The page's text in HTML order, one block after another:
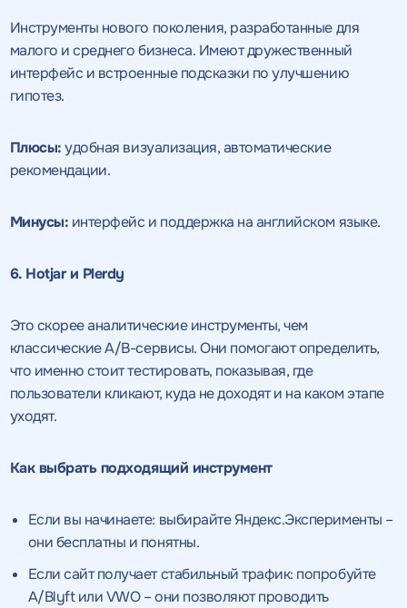
Инструменты нового поколения, разработанные для
малого и среднего бизнеса. Имеют дружественный
интерфейс и встроенные подсказки по улучшению
гипотез.
Плюсы:удобная визуализация, автоматические
рекомендации.
Минусы: интерфейс и поддержка на английском языке.
6. Hotjar и Plerdy
Это скорее аналитические инструменты, чем
классические A/B-сервисы. Они помогают определить,
что именно стоит тестировать, показывая, где
пользователи кликают, куда не доходят и на каком этапе
уходят.
Как выбрать подходящий инструмент
Если вы начинаете: выбирайте Яндекс.Эксперименты –
они бесплатны и понятны.
Если сайт получает стабильный трафик: попробуйте
A/Blyft или VWO – они позволяют проводить